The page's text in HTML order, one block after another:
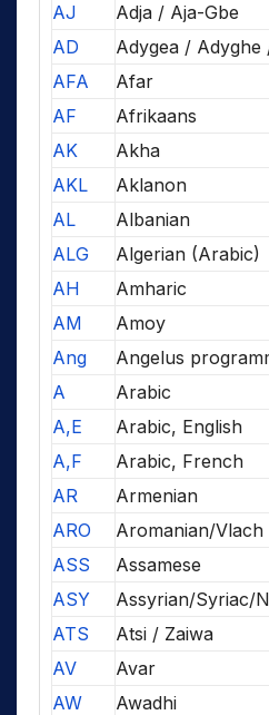
AJ
Adja / Aja-Gbe
AD
Adygea / Adyghe
AFA
Afar
AF
Afrikaans
AK
Akha
AKL
Aklanon
AL
Albanian
ALG
Algerian (Arabic)
AH
Amharic
AM
Amoy
Ang
Angelus
A
Arabic
A,E
Arabic, English
A,F
Arabic, French
AR
Armenian
ARO
Aromanian/Vlach
ASS
Assamese
ASY
Assyrian/Syriac/
ATS
Atsi / Zaiwa
AV
Avar
AW
Awadhi